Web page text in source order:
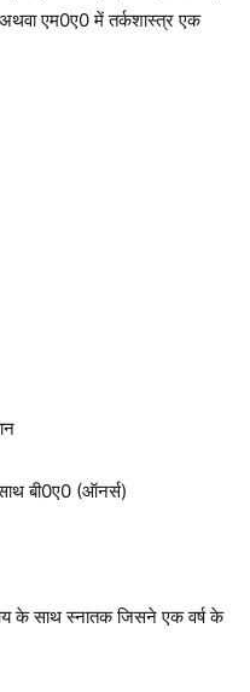
एम0ए0 में तर्कशास्त्र एक
बी0ए0 (ऑनर्स)
के साथ स्नातक जिसने एक वर्ष के